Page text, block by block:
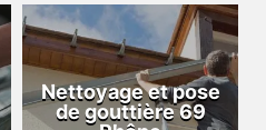
Nettoyage et pose
de gouttière 69